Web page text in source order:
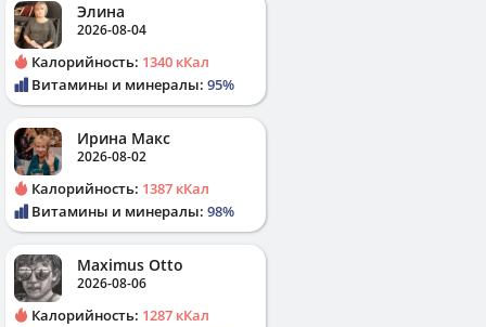
Элина
2026-08-04
Калорийность: 1340 кКал
Витамины и минералы: 95%
Ирина Макс
2026-08-02
Калорийность: 1387 кКал
Витамины и минералы: 98%
Maximus Otto
2026-08-06
Калорийность: 1287 кКал